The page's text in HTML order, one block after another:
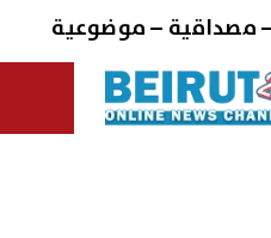
مصداقية – موضوعية